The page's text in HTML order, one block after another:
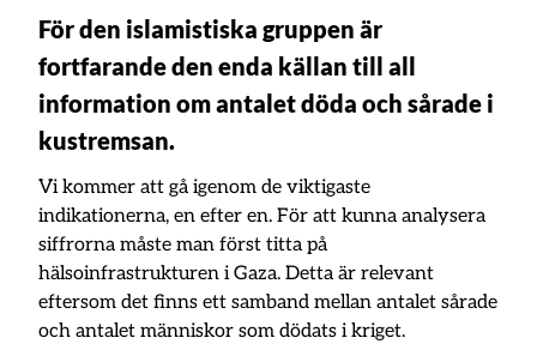
För den islamistiska gruppen är
fortfarande den enda källan till all
information om antalet döda och sårade i
kustremsan.
Vi kommer att gå igenom de viktigaste
indikationerna, en efter en. För att kunna analysera
siffrorna måste man först titta på
hälsoinfrastrukturen i Gaza. Detta är relevant
eftersom det finns ett samband mellan antalet sårade
och antalet människor som dödats i kriget.